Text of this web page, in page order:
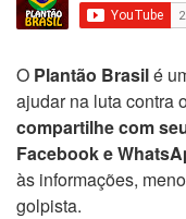
O Plantão Brasilé
ajudar na luta contra
compartilhe com
Facebook e
às informações,
golpista.